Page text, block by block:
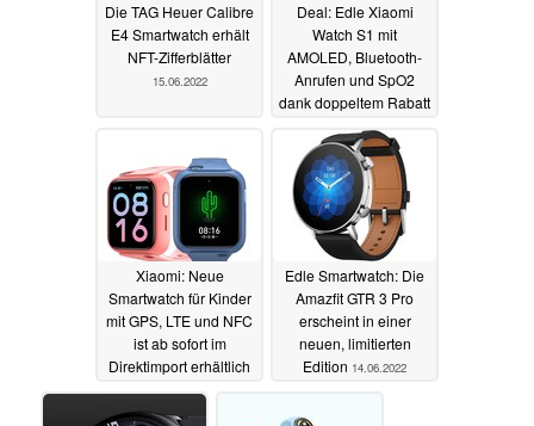
Die TAG Heuer Calibre
E4 Smartwatch erhält
NFT-Zifferblätter
15.06.2022
Deal: Edle Xiaomi
Watch S1 mit
AMOLED, Bluetooth-
Anrufen und SpO2
dank doppeltem Rabatt
besonders günstig
15.06.2022
Xiaomi: Neue
Smartwatch für Kinder
mit GPS, LTE und NFC
ist ab sofort im
Direktimport erhältlich
14.06.2022
Edle Smartwatch: Die
Amazfit GTR 3 Pro
erscheint in einer
neuen, limitierten
Edition 14.06.2022